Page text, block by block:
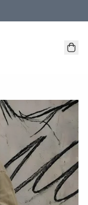
本地取貨 )